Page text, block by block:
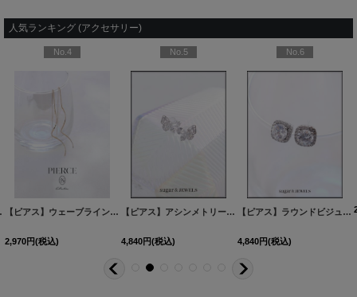
人気ランキング (アクセサリー)
1]
[NE355-260528-1]
】[OF02] [NE337-260530-1]
No.4
【ピアス】ウェーブラインロングピアス【Fサイズ/1カラー】 [MG-PI402-GD-F ]
2,970円(税込)
No.5
【ピアス】アシンメトリーバタフライビジューピアス【Fサイズ/1カラー】[OF02]
4,840円(税込)
No.6
【ピアス】ラウンドビジュースクエアピアス【Fサイズ/1カラー】[OF02]
4,840円(税込)